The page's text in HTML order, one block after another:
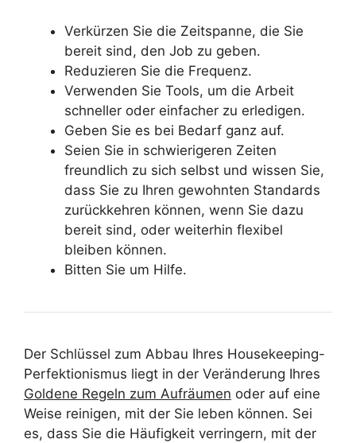
Verkürzen Sie die Zeitspanne, die Sie
bereit sind, den Job zu geben.
Reduzieren Sie die Frequenz.
Verwenden Sie Tools, um die Arbeit
schneller oder einfacher zu erledigen.
Geben Sie es bei Bedarf ganz auf.
Seien Sie in schwierigeren Zeiten
freundlich zu sich selbst und wissen Sie,
dass Sie zu Ihren gewohnten Standards
zurückkehren können, wenn Sie dazu
bereit sind, oder weiterhin flexibel
bleiben können.
Bitten Sie um Hilfe.
Der Schlüssel zum Abbau Ihres Housekeeping-
Perfektionismus liegt in der Veränderung Ihres
Goldene Regeln zum Aufräumen oder auf eine
Weise reinigen, mit der Sie leben können. Sei
es, dass Sie die Häufigkeit verringern, mit der